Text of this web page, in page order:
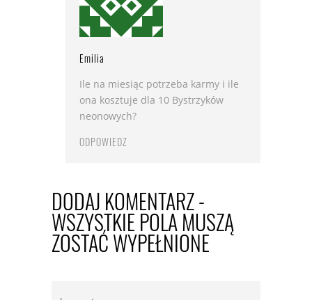
Emilia
Ile na miesiąc potrzeba karmy i ile
ona kosztuje dla 10 Bystrzyków
neonowych?
ODPOWIEDZ
DODAJ KOMENTARZ -
WSZYSTKIE POLA MUSZĄ
ZOSTAĆ WYPEŁNIONE